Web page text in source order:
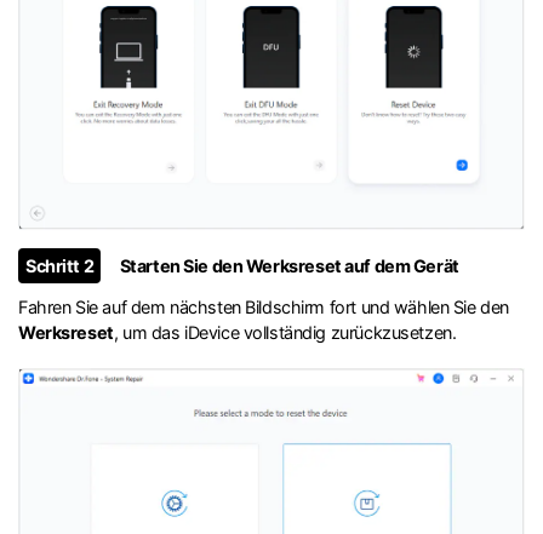
Schritt 2
Starten Sie den Werksreset auf dem Gerät
Fahren Sie auf dem nächsten Bildschirm fort und wählen Sie den
Werksreset, um das iDevice vollständig zurückzusetzen.